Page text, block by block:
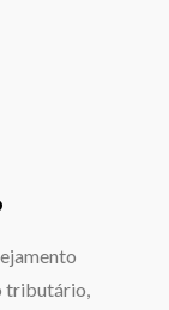
tributário,